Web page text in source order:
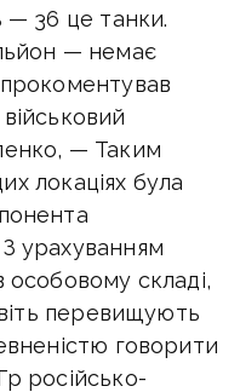
— 36 це танки.
— немає
— Таким
локаціях була
урахуванням
складі,
перевищують
говорити
російсько-